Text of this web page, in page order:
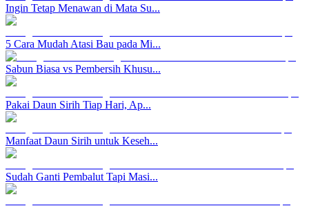
Ingin Tetap Menawan di Mata Su...
5 Cara Mudah Atasi Bau pada Mi...
Sabun Biasa vs Pembersih Khusu...
Pakai Daun Sirih Tiap Hari, Ap...
Manfaat Daun Sirih untuk Keseh...
Sudah Ganti Pembalut Tapi Masi...